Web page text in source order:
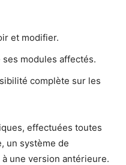
et modifier.
modules affectés.
complète sur les
effectuées toutes
un système de
une version antérieure.